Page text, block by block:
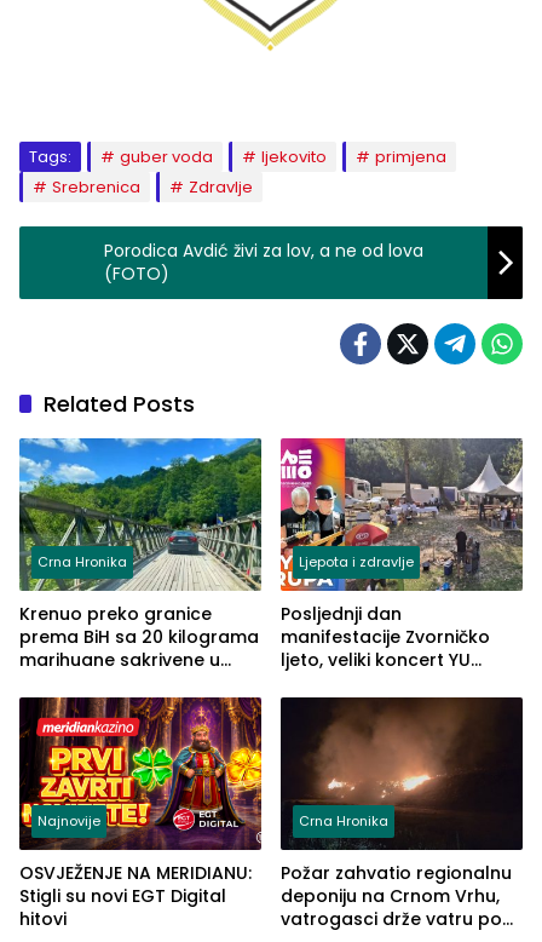
Tags: guber voda ljekovito
primjena
Srebrenica
Zdravlje
Porodica Avdić živi za lov, a ne od lova
(FOTO)
Related Posts
Crna Hronika
Krenuo preko granice
prema BiH sa 20 kilograma
marihuane sakrivene u
Ljepota i zdravlje
Posljednji dan
manifestacije Zvorničko
ljeto, veliki koncert YU
ove godine
Najnovije
OSVJEŽENJE NA MERIDIANU:
Stigli su novi EGT Digital
hitovi
Crna Hronika
Požar zahvatio regionalnu
deponiju na Crnom Vrhu,
vatrogasci drže vatru pod